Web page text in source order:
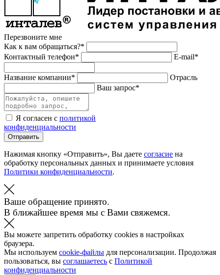
Перезвоните мне
Как к вам обращаться?*
Контактный телефон*
E-mail*
Название компании*
Отрасль
Ваш запрос*
Я согласен с политикой
конфиденциальности
Отправить
Нажимая кнопку «Отправить», Вы даете согласие на
обработку персональных данных и принимаете условия
Политики конфиденциальности.
Ваше обращение принято.
В ближайшее время мы с Вами свяжемся.
Вы можете запретить обработку cookies в настройках
браузера.
Мы используем cookie-файлы для персонализации. Продолжая
пользоваться, вы соглашаетесь с Политикой
конфиденциальности